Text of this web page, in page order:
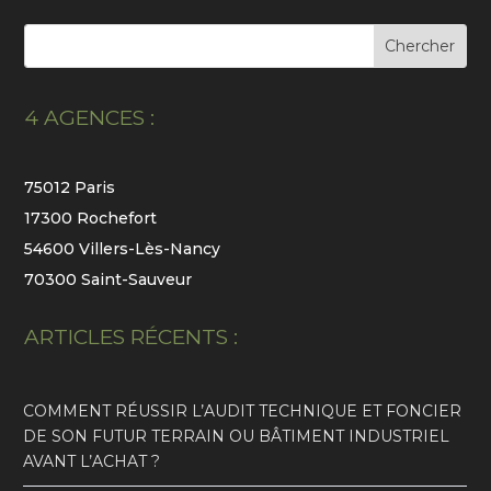
4 AGENCES :
75012 Paris
17300 Rochefort
54600 Villers-Lès-Nancy
70300 Saint-Sauveur
ARTICLES RÉCENTS :
COMMENT RÉUSSIR L’AUDIT TECHNIQUE ET FONCIER
DE SON FUTUR TERRAIN OU BÂTIMENT INDUSTRIEL
AVANT L’ACHAT ?